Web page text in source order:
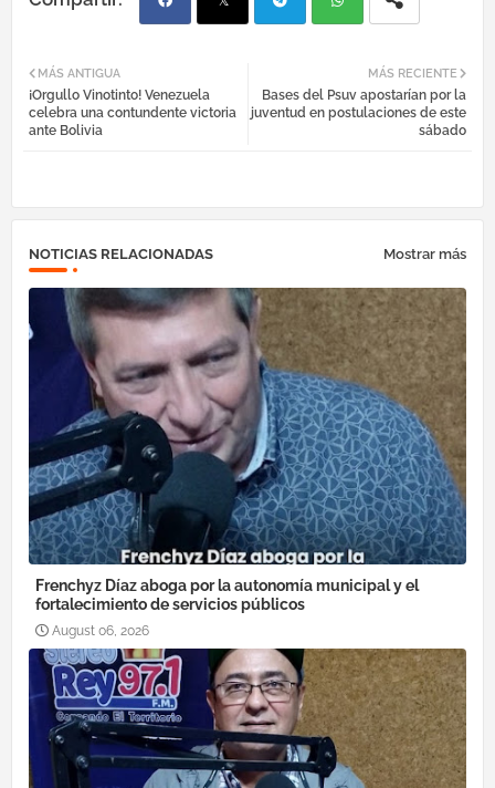
ebo egr atsa
MÁS RECIENTE
Bases del Psuv apostarían por la
juventud en postulaciones de este
sábado
MÁS ANTIGUA
¡Orgullo Vinotinto! Venezuela
celebra una contundente victoria
ante Bolivia
NOTICIAS RELACIONADAS Mostrar más
Frenchyz Díaz aboga por la autonomía municipal y el
fortalecimiento de servicios públicos
August 06, 2026